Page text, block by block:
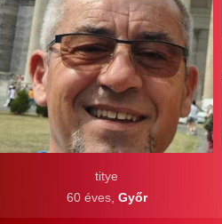
titye
60 éves, Győr